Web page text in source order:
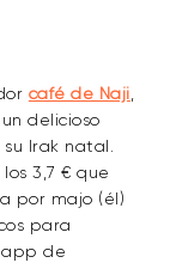
café de Naji
delicioso
Irak natal.
3,7 € que
por majo (él)
para
app de